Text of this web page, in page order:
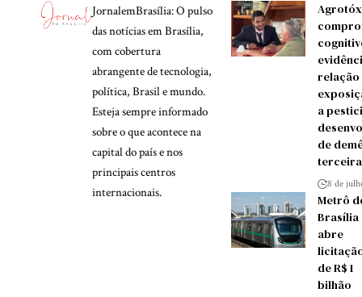
JornalemBrasília: O pulso
das notícias em Brasília,
com cobertura
abrangente de tecnologia,
política, Brasil e mundo.
Esteja sempre informado
sobre o que acontece na
capital do país e nos
principais centros
internacionais.
a
de
8 de
Metrô
Brasília
abre
de R$ 1
bilhão